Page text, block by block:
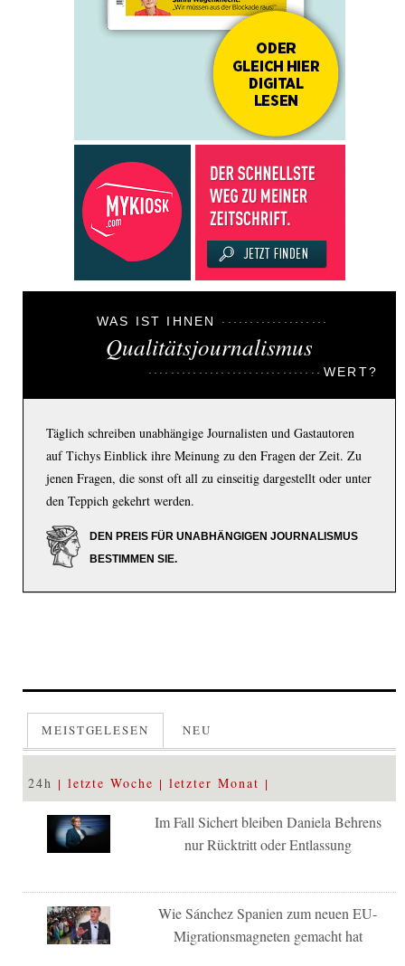
WAS IST IHNEN
Qualitätsjournalismus
WERT?
Täglich schreiben unabhängige Journalisten und Gastautoren
auf Tichys Einblick ihre Meinung zu den Fragen der Zeit. Zu
jenen Fragen, die sonst oft all zu einseitig dargestellt oder unter
den Teppich gekehrt werden.
DEN PREIS FÜR UNABHÄNGIGEN JOURNALISMUS
BESTIMMEN SIE.
MEISTGELESEN NEU
24h letzte Woche letzter Monat
Im Fall Sichert bleiben Daniela Behrens
nur Rücktritt oder Entlassung
Wie Sánchez Spanien zum neuen EU-
Migrationsmagneten gemacht hat